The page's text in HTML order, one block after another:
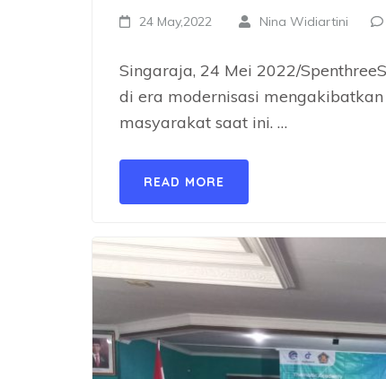
24 May,2022 Nina Widiartini
Singaraja, 24 Mei 2022/
di era modernisasi
masyarakat saat ini. …
READ MORE